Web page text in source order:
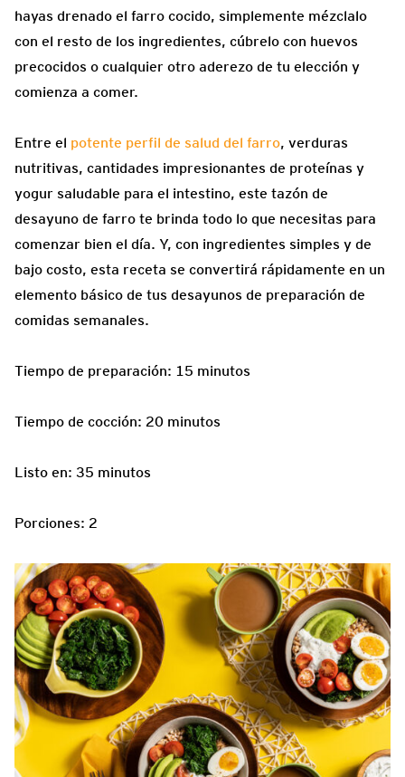
hayas drenado el farro cocido, simplemente mézclalo
con el resto de los ingredientes, cúbrelo con huevos
precocidos o cualquier otro aderezo de tu elección y
comienza a comer.
Entre el potente perfil de salud del farro, verduras
nutritivas, cantidades impresionantes de proteínas y
yogur saludable para el intestino, este tazón de
desayuno de farro te brinda todo lo que necesitas para
comenzar bien el día. Y, con ingredientes simples y de
bajo costo, esta receta se convertirá rápidamente en un
elemento básico de tus desayunos de preparación de
comidas semanales.
Tiempo de preparación: 15 minutos
Tiempo de cocción: 20 minutos
Listo en: 35 minutos
Porciones: 2